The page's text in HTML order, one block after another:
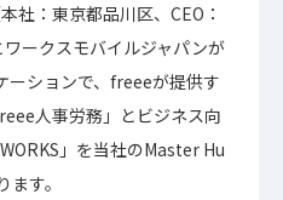
社：東京都品川区、CEO：
ークスモバイルジャパンが
ーションで、freeeが提供す
人事労務」とビジネス向
」を当社のMaster Hu
す。